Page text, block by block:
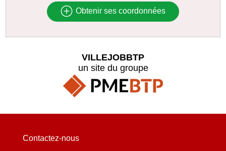
Obtenir ses coordonnées
VILLEJOBBTP
un site du groupe
Contactez-nous